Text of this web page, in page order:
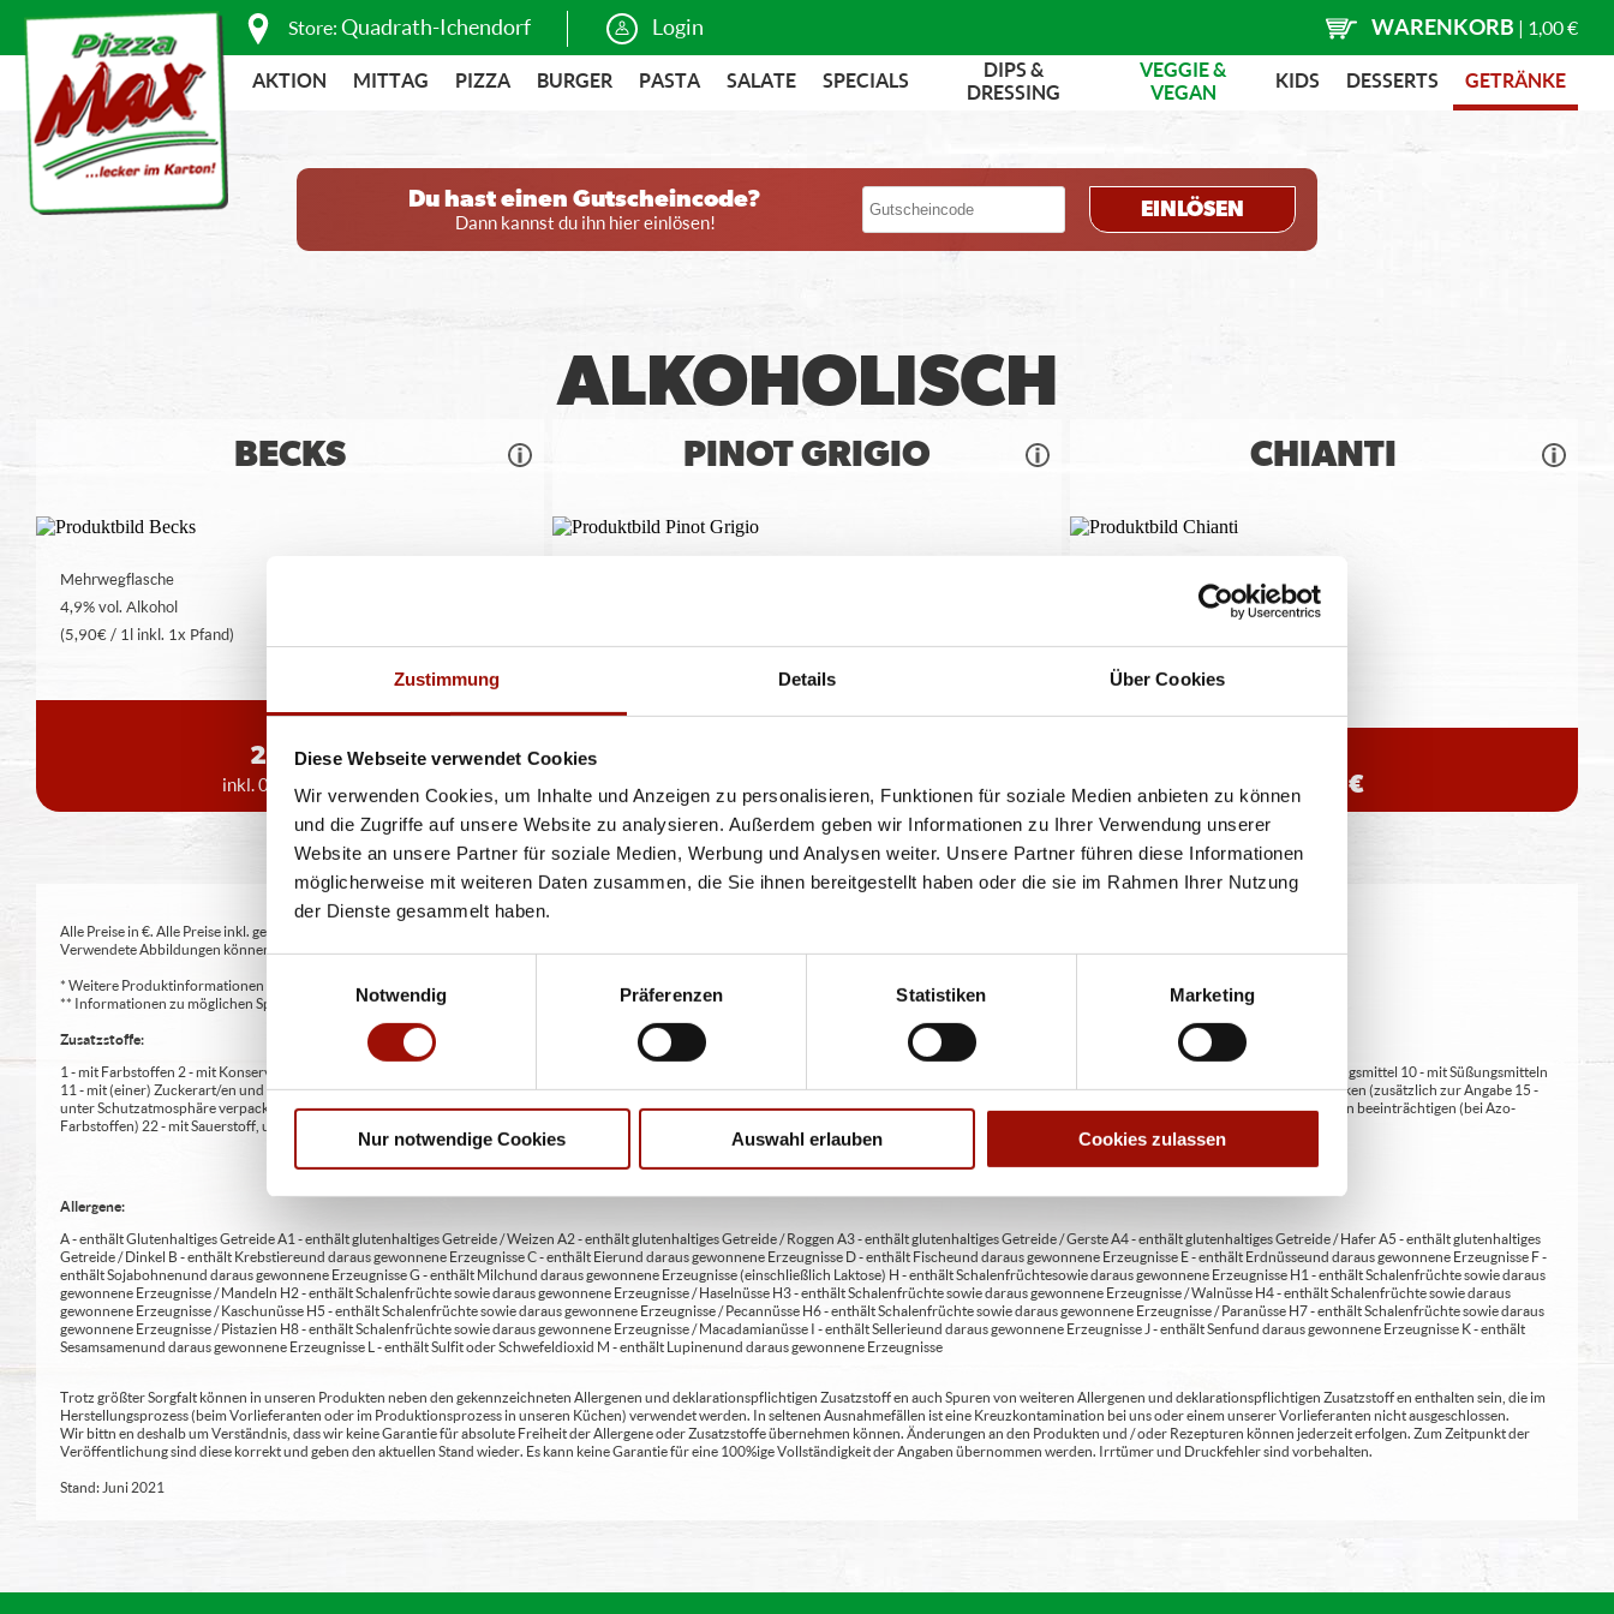
Zustimmung Details Über Cookies
Diese Webseite verwendet Cookies
Wir verwenden Cookies, um Inhalte und Anzeigen zu personalisieren, Funktionen für soziale Medien anbieten zu können
und die Zugriffe auf unsere Website zu analysieren. Außerdem geben wir Informationen zu Ihrer Verwendung unserer
Website an unsere Partner für soziale Medien, Werbung und Analysen weiter. Unsere Partner führen diese Informationen
möglicherweise mit weiteren Daten zusammen, die Sie ihnen bereitgestellt haben oder die sie im Rahmen Ihrer Nutzung
der Dienste gesammelt haben.
Notwendig
Präferenzen Statistiken Marketing
Nur notwendige Cookies Auswahl erlauben Cookies zulassen
Store: Quadrath-Ichendorf Login WARENKORB | 1,00 €
AKTION MITTAG PIZZA BURGER PASTA SALATE SPECIALS
DIPS &
DRESSING
VEGGIE &
VEGAN
KIDS DESSERTS GETRÄNKE
Du hast einen Gutscheincode?
Dann kannst du ihn hier einlösen!
EINLÖSEN
ALKOHOLISCH
BECKS
Mehrwegflasche
4,9% vol. Alkohol
(5,90€ / 1l inkl. 1x Pfand)
2,99 €
inkl. 0,08 € Pfand
PINOT GRIGIO
9,99 €
CHIANTI
12% vol. Alkohol
9,99 €
Alle Preise in €. Alle Preise inkl. gesetzl. MwSt. Alle Angaben zu Grammaturen oder Durchmessern, bspw. der Pizzen sind circa-Angaben und können durch die Zubereitung geringfügig variieren.
Verwendete Abbildungen können von den tatsächlich gelieferten Produkten abweichen. Wir liefern innerhalb von ca. 30 Minuten.
* Weitere Produktinformationen zu vorverpackten Lebensmitteln finden Sie unter www.pizzamax.de/produktinformationen
** Informationen zu möglichen Spuren von Allergenen seitens unsere Hersteller finden Sie unter www.pizzamax.de/produktinformationen
Zusatzstoffe:
1 - mit Farbstoffen 2 - mit Konservierungsmittel 3 - mit Antioxidationsmittel 4 - mit Geschmacksverstärker 5 - geschwefelt 6 - geschwärzt 7 - gewachst 8 - mit Phosphat/en (bei Fleischerzeugnissen) 9 - mit Süßungsmittel 10 - mit Süßungsmitteln
11 - mit (einer) Zuckerart/en und Süßungsmittel/n 12 - nur bei Tafelsüßen zusätzlich zur Angabe 13 - enthält eine Phenylalaninquelle (zusätzlich zur Angabe 14 - kann bei übermäßigem Verzehr abführend wirken (zusätzlich zur Angabe 15 -
unter Schutzatmosphäre verpackt 16 - chininhaltig 17 - koffeinhaltig 18 - mit Milcheiweiß (bei Fleischerzeugnissen) 19 - mit Säuerungsmitteln 20 - mit Taurin 21 - kann Aktivität und Aufmerksamkeit bei Kindern beeinträchtigen (bei Azo-
Farbstoffen) 22 - mit Sauerstoff, unter Hochdruck, farbstabilisierend (bei Frischfleisch) 23 - mit Nitritpökelsalz 24 - enthält Alkohol 25 - mit Stabilisatoren 26 - mit Verdickunsmittel
Allergene:
A - enthält Glutenhaltiges Getreide A1 - enthält glutenhaltiges Getreide / Weizen A2 - enthält glutenhaltiges Getreide / Roggen A3 - enthält glutenhaltiges Getreide / Gerste A4 - enthält glutenhaltiges Getreide / Hafer A5 - enthält glutenhaltiges
Getreide / Dinkel B - enthält Krebstiere und daraus gewonnene Erzeugnisse C - enthält Eier und daraus gewonnene Erzeugnisse D - enthält Fische und daraus gewonnene Erzeugnisse E - enthält Erdnüsse und daraus gewonnene Erzeugnisse F -
enthält Sojabohnen und daraus gewonnene Erzeugnisse G - enthält Milch und daraus gewonnene Erzeugnisse (einschließlich Laktose) H - enthält Schalenfrüchte sowie daraus gewonnene Erzeugnisse H1 - enthält Schalenfrüchte sowie daraus
gewonnene Erzeugnisse / Mandeln H2 - enthält Schalenfrüchte sowie daraus gewonnene Erzeugnisse / Haselnüsse H3 - enthält Schalenfrüchte sowie daraus gewonnene Erzeugnisse / Walnüsse H4 - enthält Schalenfrüchte sowie daraus
gewonnene Erzeugnisse / Kaschunüsse H5 - enthält Schalenfrüchte sowie daraus gewonnene Erzeugnisse / Pecannüsse H6 - enthält Schalenfrüchte sowie daraus gewonnene Erzeugnisse / Paranüsse H7 - enthält Schalenfrüchte sowie daraus
gewonnene Erzeugnisse / Pistazien H8 - enthält Schalenfrüchte sowie daraus gewonnene Erzeugnisse / Macadamianüsse I - enthält Sellerie und daraus gewonnene Erzeugnisse J - enthält Senf und daraus gewonnene Erzeugnisse K - enthält
Sesamsamen und daraus gewonnene Erzeugnisse L - enthält Sulfit oder Schwefeldioxid M - enthält Lupinen und daraus gewonnene Erzeugnisse
Trotz größter Sorgfalt können in unseren Produkten neben den gekennzeichneten Allergenen und deklarationspflichtigen Zusatzstoff en auch Spuren von weiteren Allergenen und deklarationspflichtigen Zusatzstoff en enthalten sein, die im
Herstellungsprozess (beim Vorlieferanten oder im Produktionsprozess in unseren Küchen) verwendet werden. In seltenen Ausnahmefällen ist eine Kreuzkontamination bei uns oder einem unserer Vorlieferanten nicht ausgeschlossen.
Wir bittn en deshalb um Verständnis, dass wir keine Garantie für absolute Freiheit der Allergene oder Zusatzstoffe übernehmen können. Änderungen an den Produkten und / oder Rezepturen können jederzeit erfolgen. Zum Zeitpunkt der
Veröffentlichung sind diese korrekt und geben den aktuellen Stand wieder. Es kann keine Garantie für eine 100%ige Vollständigkeit der Angaben übernommen werden. Irrtümer und Druckfehler sind vorbehalten.
Stand: Juni 2021